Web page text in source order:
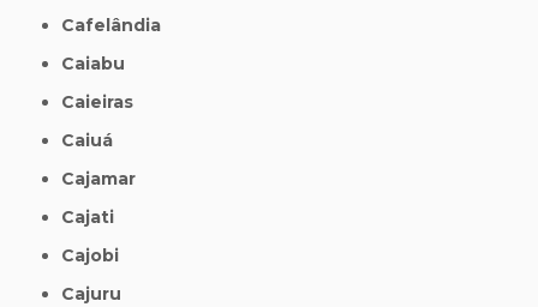
Cafelândia
Caiabu
Caieiras
Caiuá
Cajamar
Cajati
Cajobi
Cajuru